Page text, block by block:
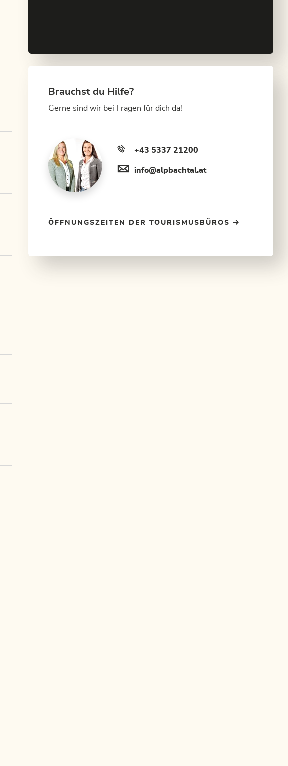
Brauchst du Hilfe?
Gerne sind wir bei Fragen für dich da!
+43 5337 21200
info@alpbachtal.at
ÖFFNUNGSZEITEN DER TOURISMUSBÜROS